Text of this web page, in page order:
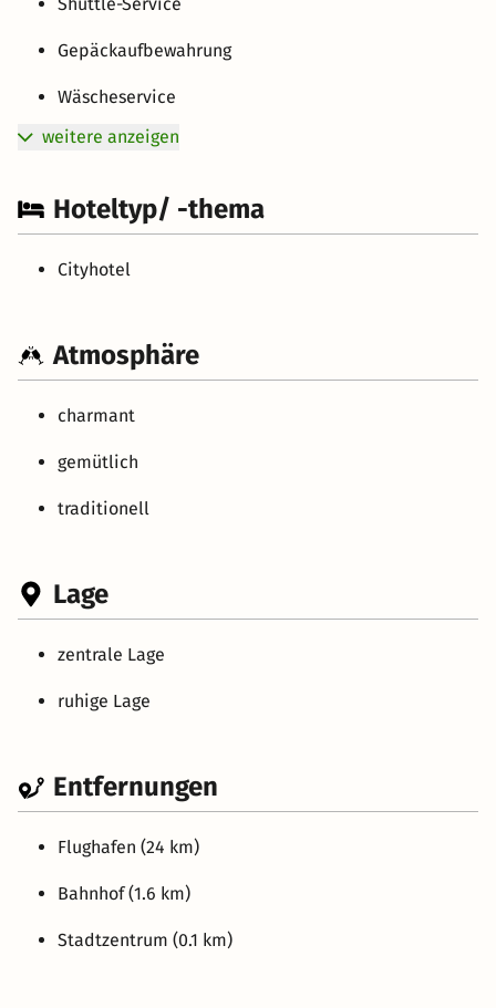
Gepäckaufbewahrung
Wäscheservice
weitere anzeigen
Hoteltyp/ -thema
Cityhotel
Atmosphäre
charmant
gemütlich
traditionell
Lage
zentrale Lage
ruhige Lage
Entfernungen
Flughafen (24 km)
Bahnhof (1.6 km)
Stadtzentrum (0.1 km)